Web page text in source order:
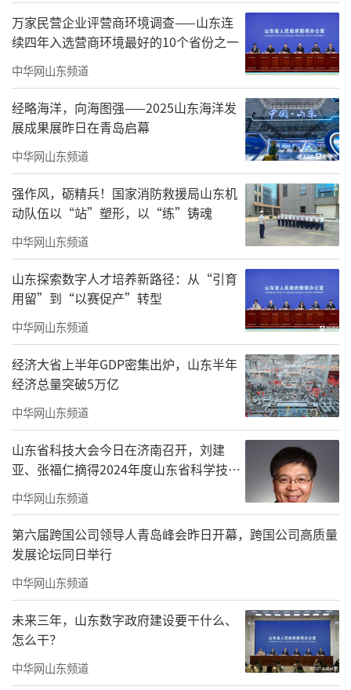
情澎湃、温润惬意、清幽静谧、福瑞祥和、智
识启迪的冬日之旅。
具体活动安排如下
冰雪燃情季
主要涵盖专业滑雪、趣味戏雪等多种体
验，满足不同游客的需求。青州驼山滑雪场、
安丘青云山民俗游乐园滑雪场、临朐官护山滑
雪场继续为游客提供专业畅快的滑雪体验，奎
文金宝乐园冰雪奇缘、浮烟山溪谷秘境戏雪乐
园、寿光巨淀湖冰雪嘉年华、滨海弘润雪世界
推出多姿多彩雪上娱乐项目，诸城常山·金查
理、高密八里亲子小镇冰雪乐园、临朐石门坊
冰雪乐园、昌乐莲花山戏雪乐园等地以亲子戏
雪为主题的戏雪乐园，推出雪地坦克、雪地摩
托等戏雪项目，为游客带来欢乐亲子时光。
汤泉逸享季
潍坊多地拥有丰富的地热资源，温泉水质
万家民营企业评营商环境调查——山东连
续四年入选营商环境最好的10个省份之一
中华网山东频道
经略海洋，向海图强——2025山东海洋发
展成果展昨日在青岛启幕
中华网山东频道
强作风，砺精兵！国家消防救援局山东机
动队伍以“站”塑形，以“练”铸魂
中华网山东频道
山东探索数字人才培养新路径：从“引育
用留”到“以赛促产”转型
中华网山东频道
经济大省上半年GDP密集出炉，山东半年
经济总量突破5万亿
中华网山东频道
山东省科技大会今日在济南召开，刘建
亚、张福仁摘得2024年度山东省科学技术
奖最高奖！
中华网山东频道
第六届跨国公司领导人青岛峰会昨日开幕，跨国公司高质量
发展论坛同日举行
中华网山东频道
未来三年，山东数字政府建设要干什么、
怎么干？
中华网山东频道